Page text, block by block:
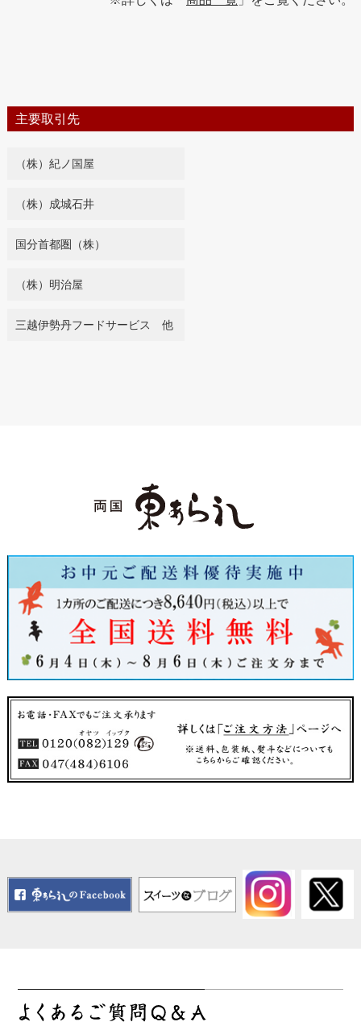
主要取引先
（株）紀ノ国屋
（株）成城石井
国分首都圏（株）
（株）明治屋
三越伊勢丹フードサービス 他